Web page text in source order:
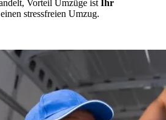
Vorteil Umzüge ist Ihr
stressfreien Umzug.